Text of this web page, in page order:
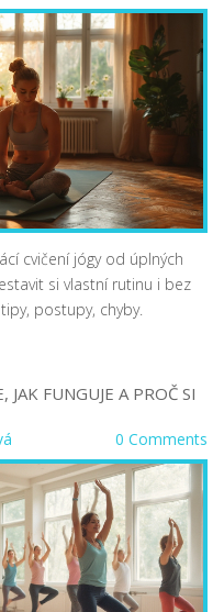
cvičení jógy od úplných
si vlastní rutinu i bez
postupy, chyby.
JAK FUNGUJE A PROČ SI
0 Comments